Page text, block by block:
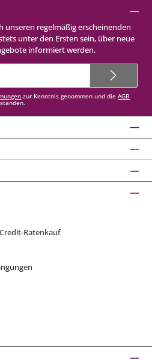
unseren regelmäßig erscheinenden
unter den Ersten sein, über neue
informiert werden.
zur Kenntnis genommen und dieAGB
Ratenkauf